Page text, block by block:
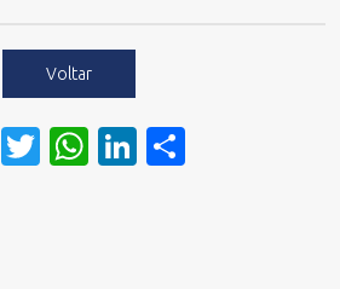
Voltar
Facebook
Twitter
WhatsApp
LinkedIn